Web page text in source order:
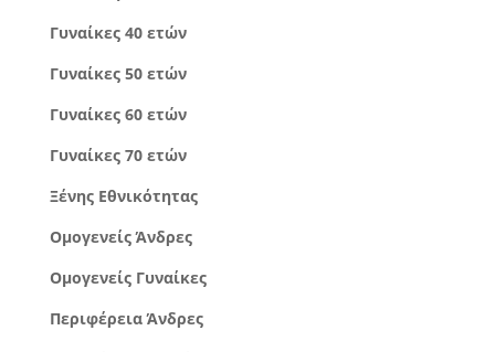
Γυναίκες 40 ετών
Γυναίκες 50 ετών
Γυναίκες 60 ετών
Γυναίκες 70 ετών
Ξένης Εθνικότητας
Ομογενείς Άνδρες
Ομογενείς Γυναίκες
Περιφέρεια Άνδρες